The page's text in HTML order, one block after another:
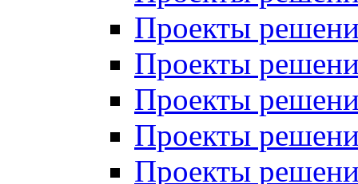
Проекты
Проекты
Проекты
Проекты
Проекты